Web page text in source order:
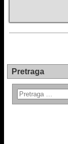
Pretraga